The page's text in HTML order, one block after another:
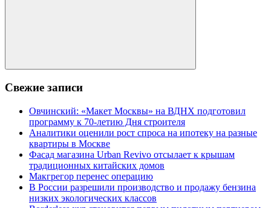
Поиск
Свежие записи
Овчинский: «Макет Москвы» на ВДНХ подготовил
программу к 70-летию Дня строителя
Аналитики оценили рост спроса на ипотеку на разные
квартиры в Москве
Фасад магазина Urban Revivo отсылает к крышам
традиционных китайских домов
Макгрегор перенес операцию
В России разрешили производство и продажу бензина
низких экологических классов